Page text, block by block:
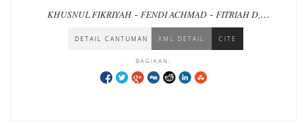
KHUSNUL FIKRIYAH- FENDI ACHMAD- FITRIAH D,
DELIA INDRAWATI-VIVI PRATIWI
DETAIL CANTUMAN XML DETAIL CITE
BAGIKAN: